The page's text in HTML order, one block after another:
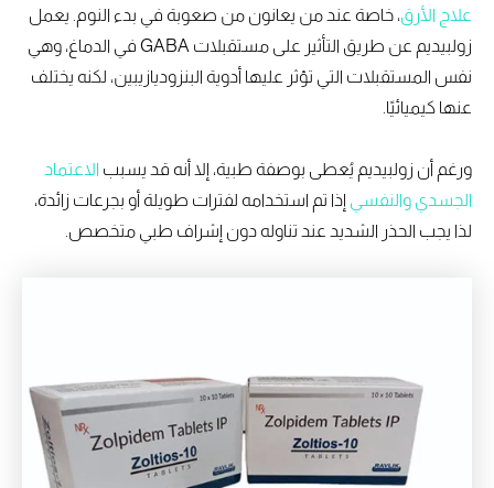
علاج الأرق، خاصة عند من يعانون من صعوبة في بدء النوم. يعمل
زولبيديم عن طريق التأثير على مستقبلات GABA في الدماغ، وهي
نفس المستقبلات التي تؤثر عليها أدوية البنزوديازيبين، لكنه يختلف
عنها كيميائيًا.
ورغم أن زولبيديم يُعطى بوصفة طبية، إلا أنه قد يسبب الاعتماد
الجسدي والنفسي
إذا تم استخدامه لفترات طويلة أو بجرعات زائدة،
لذا يجب الحذر الشديد عند تناوله دون إشراف طبي متخصص.